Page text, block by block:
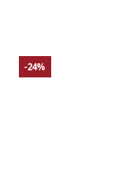
-24%